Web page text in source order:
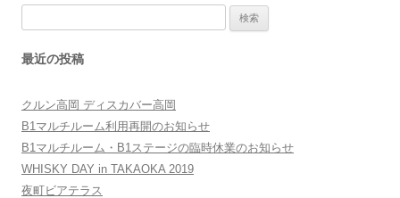
シ
ョ
ン
索:
最近の投稿
クルン高岡 ディスカバー高岡
B1マルチルーム利用再開のお知らせ
B1マルチルーム・B1ステージの臨時休業のお知らせ
WHISKY DAY in TAKAOKA 2019
夜町ビアテラス